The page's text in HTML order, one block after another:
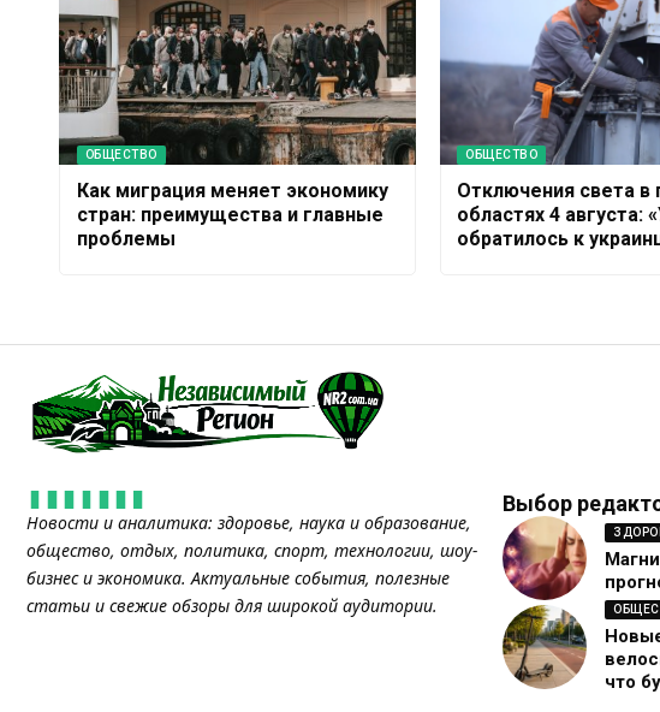
ОБЩЕСТВО
Как миграция меняет экономику
стран: преимущества и главные
проблемы
ОБЩЕСТВО
Отключения света в
областях 4 августа:
обратилось к
Новости и аналитика: здоровье, наука и образование,
общество, отдых, политика, спорт, технологии, шоу-
бизнес и экономика. Актуальные события, полезные
статьи и свежие обзоры для широкой аудитории.
Выбор
что